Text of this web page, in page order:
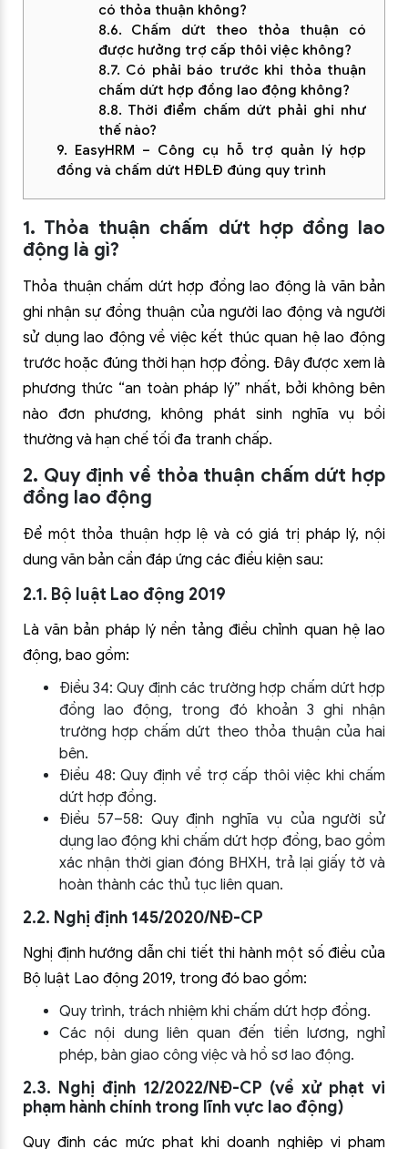
có thỏa thuận không?
8.6. Chấm dứt theo thỏa thuận có
được hưởng trợ cấp thôi việc không?
8.7. Có phải báo trước khi thỏa thuận
chấm dứt hợp đồng lao động không?
8.8. Thời điểm chấm dứt phải ghi như
thế nào?
9. EasyHRM – Công cụ hỗ trợ quản lý hợp
đồng và chấm dứt HĐLĐ đúng quy trình
1. Thỏa thuận chấm dứt hợp đồng lao
động là gì?
Thỏa thuận chấm dứt hợp đồng lao động là văn bản
ghi nhận sự đồng thuận của người lao động và người
sử dụng lao động về việc kết thúc quan hệ lao động
trước hoặc đúng thời hạn hợp đồng. Đây được xem là
phương thức “an toàn pháp lý” nhất, bởi không bên
nào đơn phương, không phát sinh nghĩa vụ bồi
thường và hạn chế tối đa tranh chấp.
2. Quy định về thỏa thuận chấm dứt hợp
đồng lao động
Để một thỏa thuận hợp lệ và có giá trị pháp lý, nội
dung văn bản cần đáp ứng các điều kiện sau:
2.1. Bộ luật Lao động 2019
Là văn bản pháp lý nền tảng điều chỉnh quan hệ lao
động, bao gồm:
Điều 34: Quy định các trường hợp chấm dứt hợp
đồng lao động, trong đó khoản 3 ghi nhận
trường hợp chấm dứt theo thỏa thuận của hai
bên.
Điều 48: Quy định về trợ cấp thôi việc khi chấm
dứt hợp đồng.
Điều 57–58: Quy định nghĩa vụ của người sử
dụng lao động khi chấm dứt hợp đồng, bao gồm
xác nhận thời gian đóng BHXH, trả lại giấy tờ và
hoàn thành các thủ tục liên quan.
2.2. Nghị định 145/2020/NĐ-CP
Nghị định hướng dẫn chi tiết thi hành một số điều của
Bộ luật Lao động 2019, trong đó bao gồm:
Quy trình, trách nhiệm khi chấm dứt hợp đồng.
Các nội dung liên quan đến tiền lương, nghỉ
phép, bàn giao công việc và hồ sơ lao động.
2.3. Nghị định 12/2022/NĐ-CP (về xử phạt vi
phạm hành chính trong lĩnh vực lao động)
Quy định các mức phạt khi doanh nghiệp vi phạm